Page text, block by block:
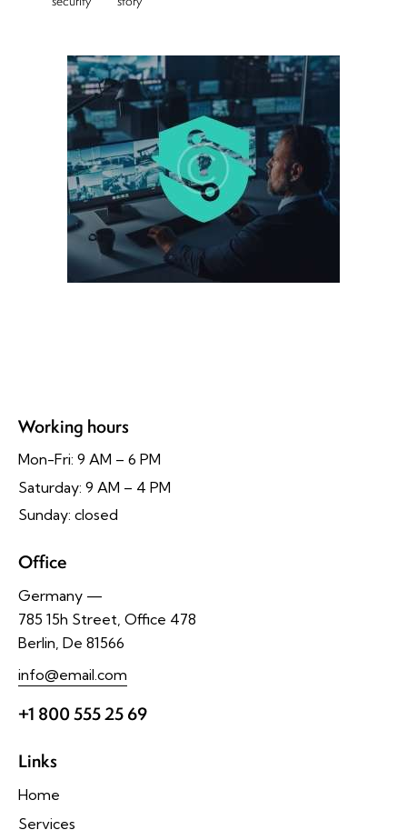
Working hours
Mon-Fri: 9 AM – 6 PM
Saturday: 9 AM – 4 PM
Sunday: closed
Office
Germany —
785 15h Street, Office 478
Berlin, De 81566
info@email.com
+1 800 555 25 69
Links
Home
Services